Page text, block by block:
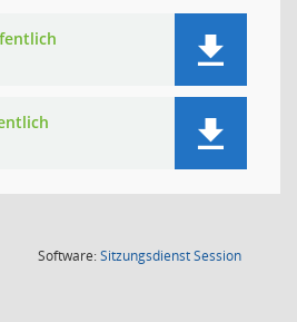
Software:SitzungsdienstSession(Wird in